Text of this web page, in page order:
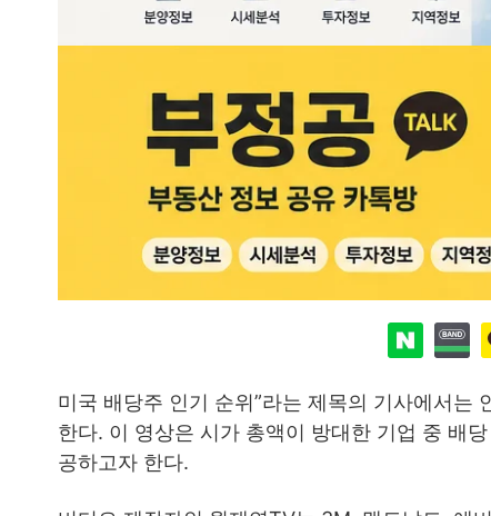
미국 배당주 인기 순위”라는 제목의 기사에서는
한다. 이 영상은 시가 총액이 방대한 기업 중 배
공하고자 한다.